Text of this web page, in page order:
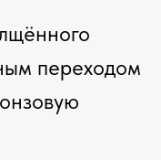
переходом